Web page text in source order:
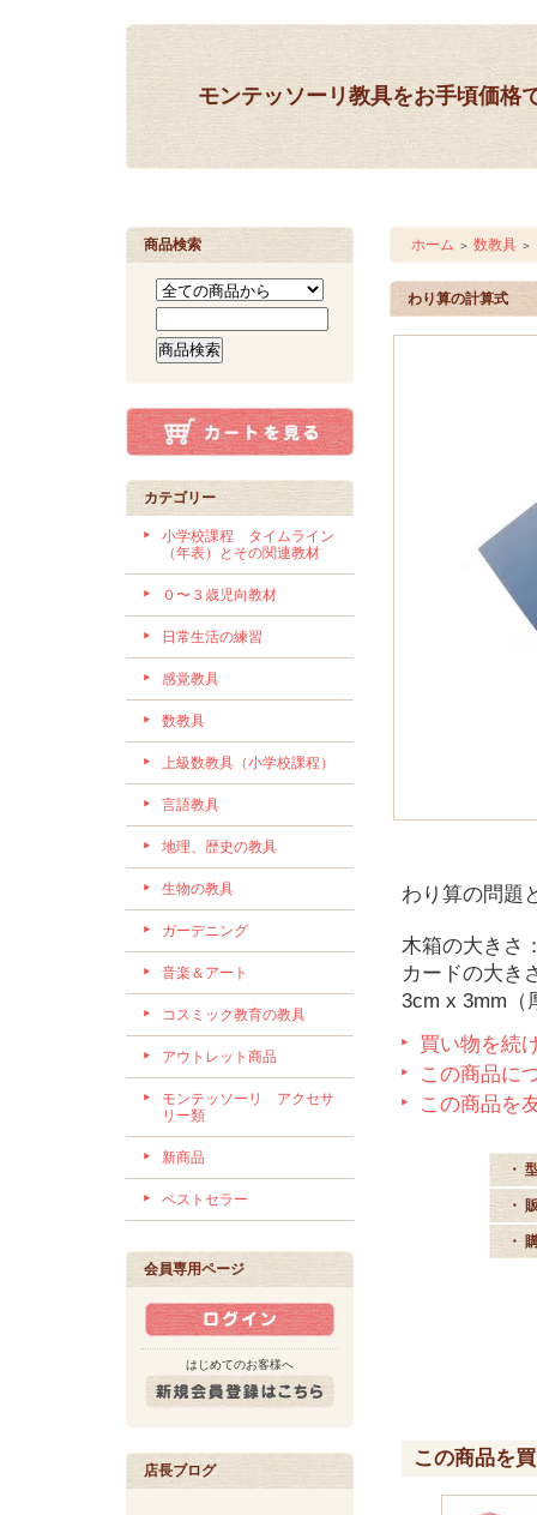
モンテッソーリ教具をお手頃価格
商品検索
カテゴリー
小学校課程 タイムライン
（年表）とその関連教材
０〜３歳児向教材
日常生活の練習
感覚教具
数教具
上級数教具（小学校課程）
言語教具
地理、歴史の教具
生物の教具
ガーデニング
音楽＆アート
コスミック教育の教具
アウトレット商品
モンテッソーリ アクセサ
リー類
新商品
ベストセラー
会員専用ページ
はじめてのお客様へ
店長ブログ
ホーム ＞ 数教具 ＞
わり算の計算式
わり算の問題
木箱の大きさ
カードの大
3cm x 3mm（
買い物を続
この商品に
この商品を
・
・
・
この商品を